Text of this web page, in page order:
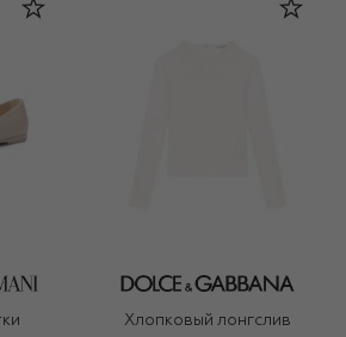
Хлопковый лонгслив